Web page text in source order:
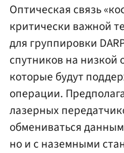
Оптическая связь
критически важной
для группировки
спутников на низкой
которые будут
операции.
лазерных
обмениваться
но и с наземными